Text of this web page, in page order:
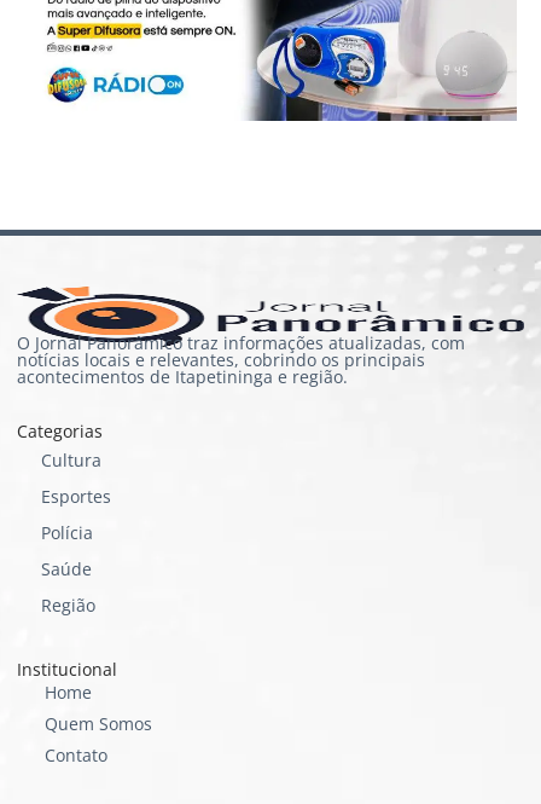
O Jornal Panorâmico traz informações atualizadas, com
notícias locais e relevantes, cobrindo os principais
acontecimentos de Itapetininga e região.
Categorias
Cultura
Esportes
Polícia
Saúde
Região
Institucional
Home
Quem Somos
Contato